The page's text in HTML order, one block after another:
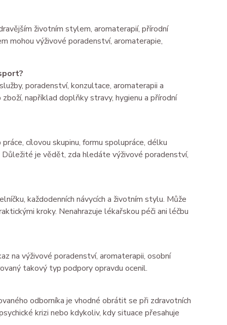
životním stylem, aromaterapií, přírodní
mohou výživové poradenství, aromaterapie,
poradenství, konzultace, aromaterapii a
například doplňky stravy, hygienu a přírodní
cílovou skupinu, formu spolupráce, délku
je vědět, zda hledáte výživové poradenství,
každodenních návycích a životním stylu. Může
kroky. Nenahrazuje lékařskou péči ani léčbu
na výživové poradenství, aromaterapii, osobní
takový typ podpory opravdu ocenil.
odborníka je vhodné obrátit se při zdravotních
krizi nebo kdykoliv, kdy situace přesahuje